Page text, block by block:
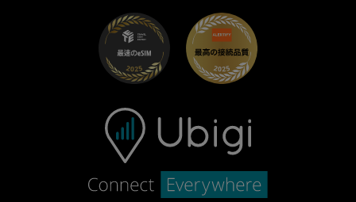
トラブルシューティング
ヘルプセンター
お問い合わせ先